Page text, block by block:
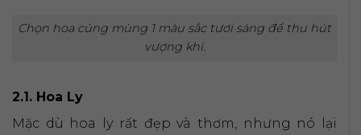
Chọn hoa cúng mùng 1 màu sắc tươi sáng để thu hút
vượng khí.
2.1. Hoa Ly
Mặc dù hoa ly rất đẹp và thơm, nhưng nó lại